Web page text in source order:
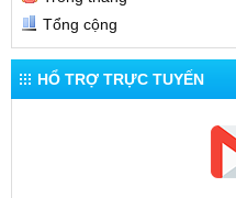
Tổng cộng
HỔ TRỢ TRỰC TUYẾN